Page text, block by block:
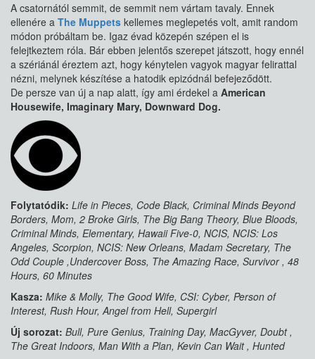
A csatornától semmit, de semmit nem vártam tavaly. Ennek
ellenére a The Muppets kellemes meglepetés volt, amit random
módon próbáltam be. Igaz évad közepén szépen el is
felejtkeztem róla. Bár ebben jelentős szerepet játszott, hogy ennél
a szériánál éreztem azt, hogy kénytelen vagyok magyar felirattal
nézni, melynek készítése a hatodik epizódnál befejeződött.
De persze van új a nap alatt, így ami érdekel a American
Housewife, Imaginary Mary, Downward Dog.
Folytatódik: Life in Pieces, Code Black, Criminal Minds Beyond
Borders, Mom, 2 Broke Girls, The Big Bang Theory, Blue Bloods,
Criminal Minds, Elementary, Hawaii Five-0, NCIS, NCIS: Los
Angeles, Scorpion, NCIS: New Orleans, Madam Secretary, The
Odd Couple ,Undercover Boss, The Amazing Race, Survivor , 48
Hours, 60 Minutes
Kasza: Mike & Molly, The Good Wife, CSI: Cyber, Person of
Interest, Rush Hour, Angel from Hell, Supergirl
Új sorozat: Bull, Pure Genius, Training Day, MacGyver, Doubt ,
The Great Indoors, Man With a Plan, Kevin Can Wait , Hunted